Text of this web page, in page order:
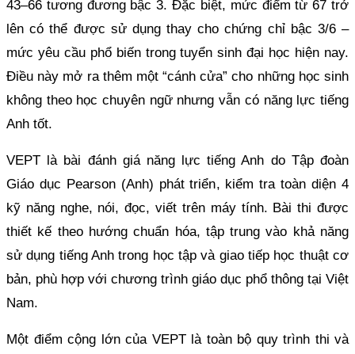
43–66 tương đương bậc 3. Đặc biệt, mức điểm từ 67 trở
lên có thể được sử dụng thay cho chứng chỉ bậc 3/6 –
mức yêu cầu phổ biến trong tuyển sinh đại học hiện nay.
Điều này mở ra thêm một “cánh cửa” cho những học sinh
không theo học chuyên ngữ nhưng vẫn có năng lực tiếng
Anh tốt.
VEPT là bài đánh giá năng lực tiếng Anh do Tập đoàn
Giáo dục Pearson (Anh) phát triển, kiểm tra toàn diện 4
kỹ năng nghe, nói, đọc, viết trên máy tính. Bài thi được
thiết kế theo hướng chuẩn hóa, tập trung vào khả năng
sử dụng tiếng Anh trong học tập và giao tiếp học thuật cơ
bản, phù hợp với chương trình giáo dục phổ thông tại Việt
Nam.
Một điểm cộng lớn của VEPT là toàn bộ quy trình thi và